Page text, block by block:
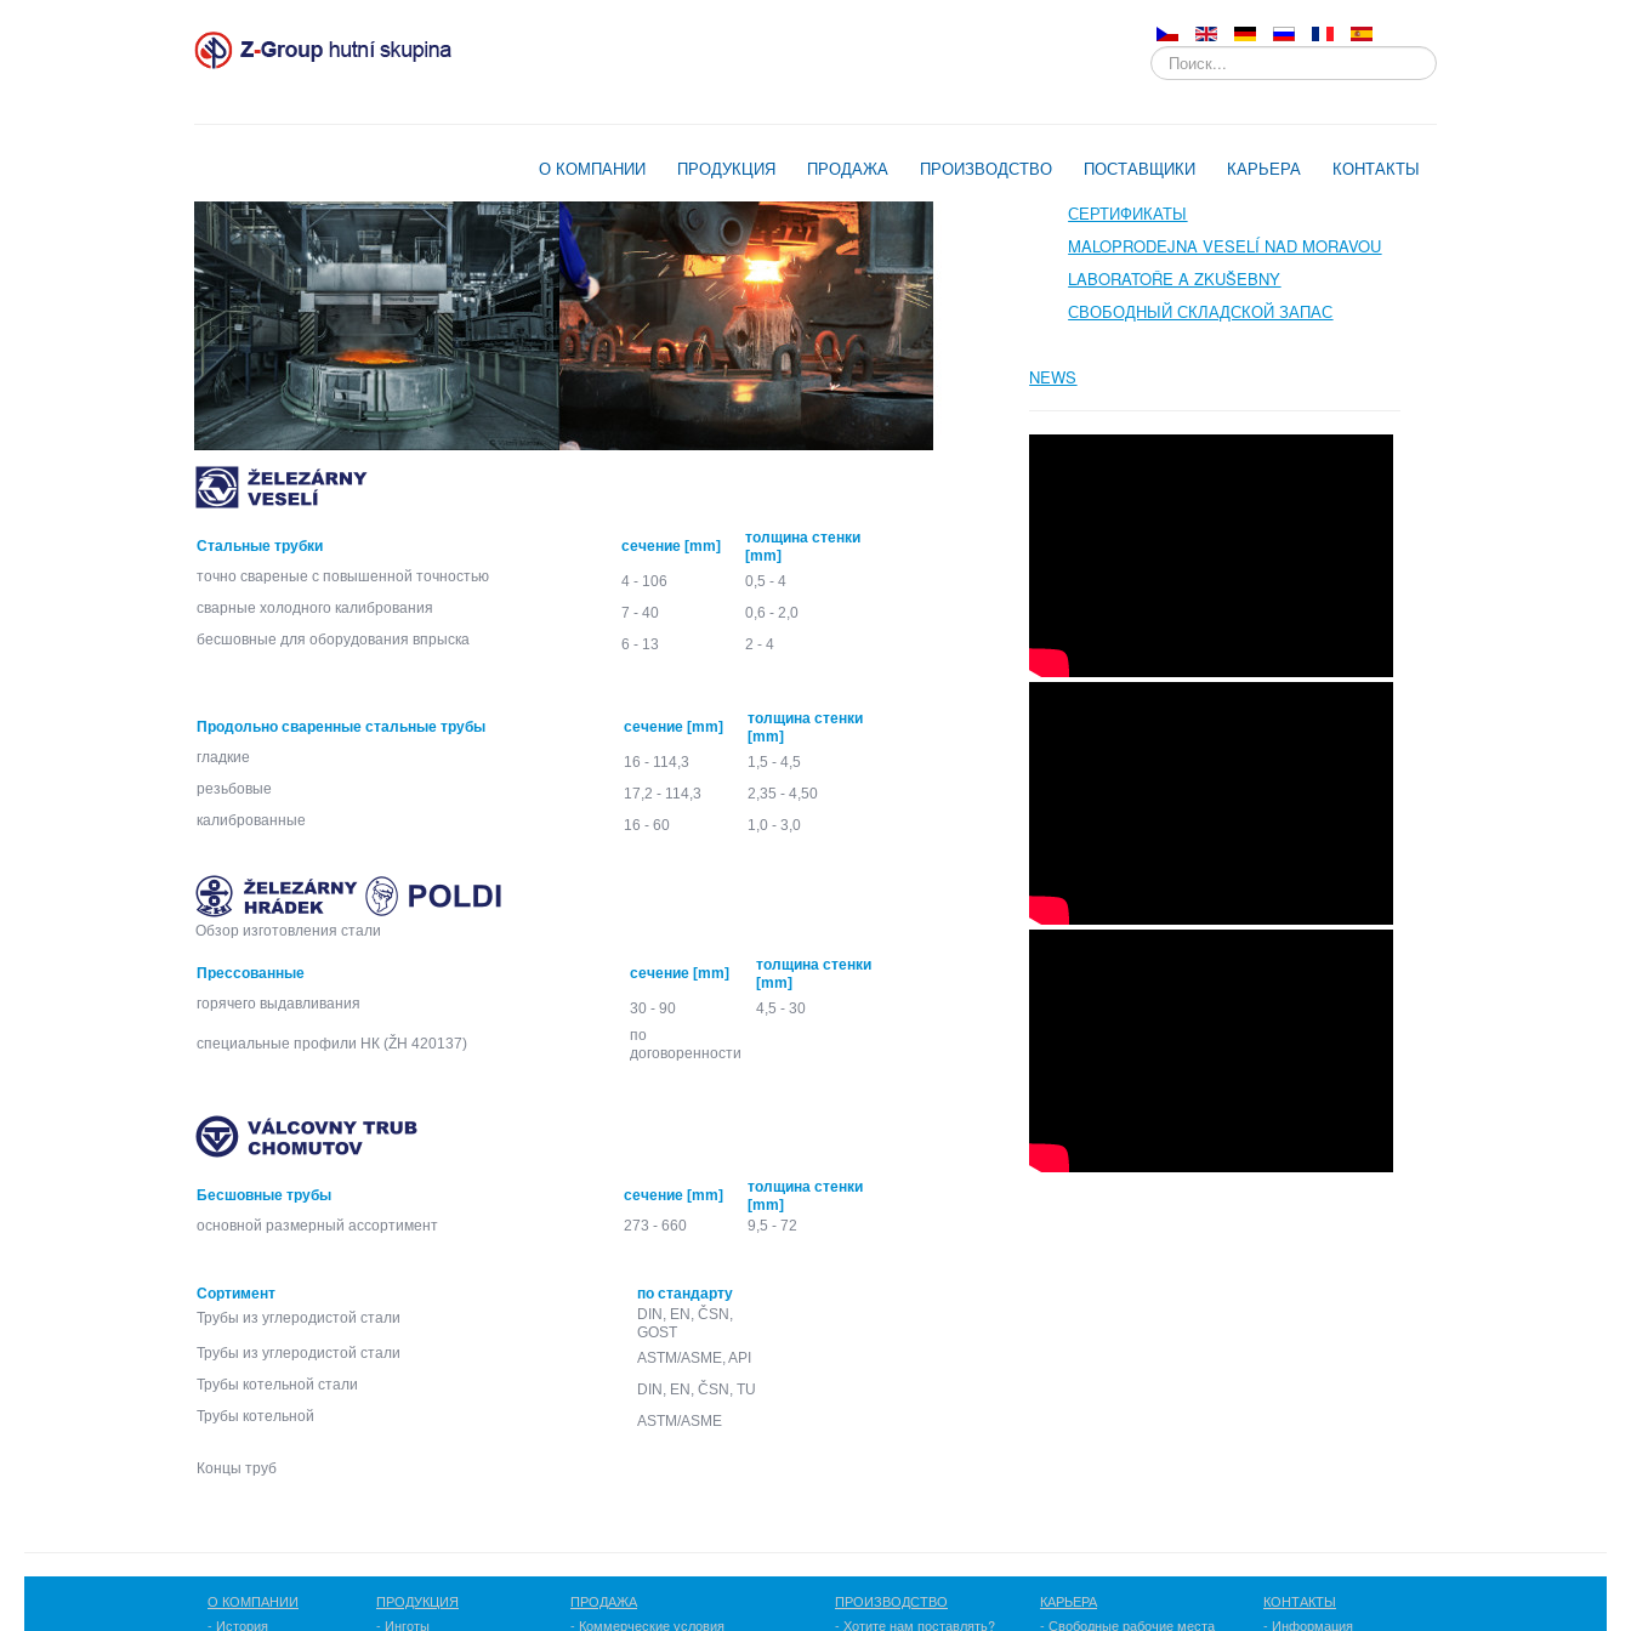
Искать...
О КОМПАНИИ ПРОДУКЦИЯ ПРОДАЖА ПРОИЗВОДСТВО ПОСТАВЩИКИ КАРЬЕРА КОНТАКТЫ
Стальные трубки сечение [mm]
толщина стенки
[mm]
точно свареные с повышенной точностью
4 - 106
0,5 - 4
сварные холодного калибрования
7 - 40
0,6 - 2,0
бесшовные для оборудования впрыска
6 - 13 2 - 4
Продольно сваренные стальные трубы сечение [mm]
толщина стенки
[mm]
гладкие
16 - 114,3
1,5 - 4,5
резьбовые
17,2 - 114,3
2,35 - 4,50
калиброванные
16 - 60 1,0 - 3,0
Oбзор изготовления стали
Прессованные сечение [mm]
толщина стенки
[mm]
горячего выдавливания
30 - 90 4,5 - 30
специальные профили НК (ŽH 420137)
по
договоренности
Бесшовные трубы сечение [mm]
толщина стенки
[mm]
основной размерный ассортимент
273 - 660 9,5 - 72
Сортимент
по стандарту
Трубы из углеродистой стали
DIN, EN, ČSN,
GOST
Трубы из углеродистой стали
ASTM/ASME, API
Трубы котельной стали
DIN, EN, ČSN, TU
Трубы котельной
ASTM/ASME
Концы труб
СЕРТИФИКАТЫ
MALOPRODEJNA VESELÍ NAD MORAVOU
LABORATOŘE A ZKUŠEBNY
СВОБОДНЫЙ СКЛАДСКОЙ ЗАПАС
NEWS
О КОМПАНИИ ПРОДУКЦИЯ ПРОДАЖА ПРОИЗВОДСТВО КАРЬЕРА
КОНТАКТЫ
- История
- Инготы - Коммерческие условия - Хотите нам поставлять? - Свободные рабочие места - Информация